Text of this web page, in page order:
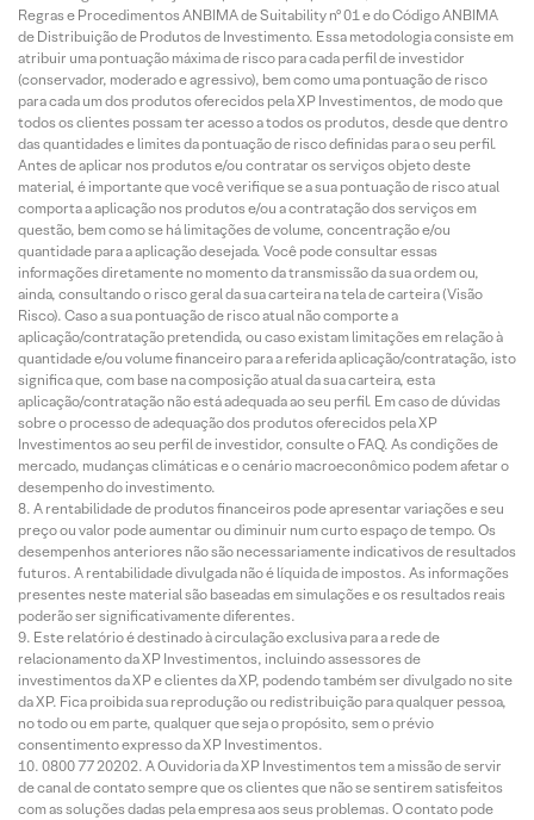
Regras e Procedimentos ANBIMA de Suitability nº 01 e do Código ANBIMA
de Distribuição de Produtos de Investimento. Essa metodologia consiste em
atribuir uma pontuação máxima de risco para cada perfil de investidor
(conservador, moderado e agressivo), bem como uma pontuação de risco
para cada um dos produtos oferecidos pela XP Investimentos, de modo que
todos os clientes possam ter acesso a todos os produtos, desde que dentro
das quantidades e limites da pontuação de risco definidas para o seu perfil.
Antes de aplicar nos produtos e/ou contratar os serviços objeto deste
material, é importante que você verifique se a sua pontuação de risco atual
comporta a aplicação nos produtos e/ou a contratação dos serviços em
questão, bem como se há limitações de volume, concentração e/ou
quantidade para a aplicação desejada. Você pode consultar essas
informações diretamente no momento da transmissão da sua ordem ou,
ainda, consultando o risco geral da sua carteira na tela de carteira (Visão
Risco). Caso a sua pontuação de risco atual não comporte a
aplicação/contratação pretendida, ou caso existam limitações em relação à
quantidade e/ou volume financeiro para a referida aplicação/contratação, isto
significa que, com base na composição atual da sua carteira, esta
aplicação/contratação não está adequada ao seu perfil. Em caso de dúvidas
sobre o processo de adequação dos produtos oferecidos pela XP
Investimentos ao seu perfil de investidor, consulte o FAQ. As condições de
mercado, mudanças climáticas e o cenário macroeconômico podem afetar o
desempenho do investimento.
A rentabilidade de produtos financeiros pode apresentar variações e seu
preço ou valor pode aumentar ou diminuir num curto espaço de tempo. Os
desempenhos anteriores não são necessariamente indicativos de resultados
futuros. A rentabilidade divulgada não é líquida de impostos. As informações
presentes neste material são baseadas em simulações e os resultados reais
poderão ser significativamente diferentes.
Este relatório é destinado à circulação exclusiva para a rede de
relacionamento da XP Investimentos, incluindo assessores de
investimentos da XP e clientes da XP, podendo também ser divulgado no site
da XP. Fica proibida sua reprodução ou redistribuição para qualquer pessoa,
no todo ou em parte, qualquer que seja o propósito, sem o prévio
consentimento expresso da XP Investimentos.
0800 77 20202. A Ouvidoria da XP Investimentos tem a missão de servir
de canal de contato sempre que os clientes que não se sentirem satisfeitos
com as soluções dadas pela empresa aos seus problemas. O contato pode